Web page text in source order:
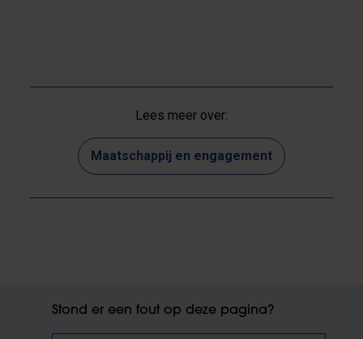
Lees meer over:
Maatschappij en engagement
Stond er een fout op deze pagina?